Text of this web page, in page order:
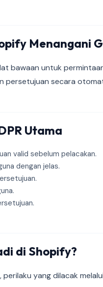
Menangani
bawaan untuk
persetujuan secara
Utama
valid sebelum pelacakan.
dengan jelas.
di Shopify?
perilaku yang dilacak